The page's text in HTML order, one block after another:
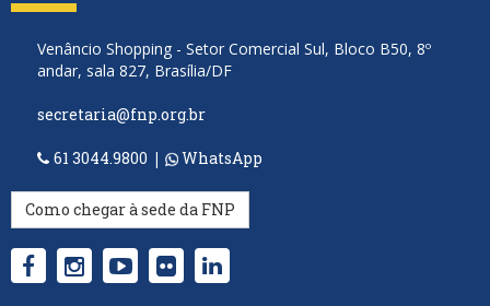
Venâncio Shopping - Setor Comercial Sul, Bloco B50, 8º
andar, sala 827, Brasília/DF
secretaria@fnp.org.br
61 3044.9800 | WhatsApp
Como chegar à sede da FNP